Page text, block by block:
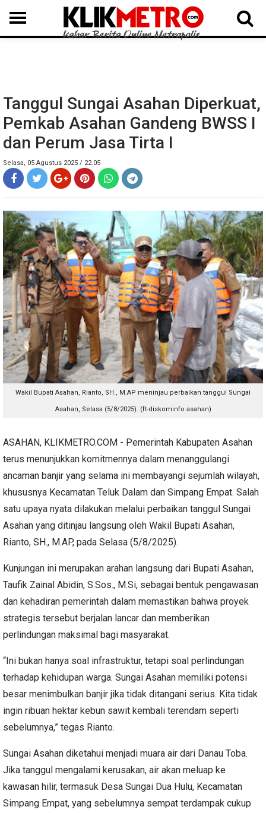
MEDAN LANGKAT DAIRI SAMOSIR TAPUT BATUBARA DELISERDANG
Tanggul Sungai Asahan Diperkuat,
Pemkab Asahan Gandeng BWSS I
dan Perum Jasa Tirta I
Selasa, 05 Agustus 2025 / 22.05
Wakil Bupati Asahan, Rianto, SH., M.AP meninjau perbaikan tanggul Sungai
Asahan, Selasa (5/8/2025). (ft-diskominfo asahan)
ASAHAN, KLIKMETRO.COM - Pemerintah Kabupaten Asahan
terus menunjukkan komitmennya dalam menanggulangi
ancaman banjir yang selama ini membayangi sejumlah wilayah,
khususnya Kecamatan Teluk Dalam dan Simpang Empat. Salah
satu upaya nyata dilakukan melalui perbaikan tanggul Sungai
Asahan yang ditinjau langsung oleh Wakil Bupati Asahan,
Rianto, SH., M.AP, pada Selasa (5/8/2025).
Kunjungan ini merupakan arahan langsung dari Bupati Asahan,
Taufik Zainal Abidin, S.Sos., M.Si, sebagai bentuk pengawasan
dan kehadiran pemerintah dalam memastikan bahwa proyek
strategis tersebut berjalan lancar dan memberikan
perlindungan maksimal bagi masyarakat.
“Ini bukan hanya soal infrastruktur, tetapi soal perlindungan
terhadap kehidupan warga. Sungai Asahan memiliki potensi
besar menimbulkan banjir jika tidak ditangani serius. Kita tidak
ingin ribuan hektar kebun sawit kembali terendam seperti
sebelumnya,” tegas Rianto.
Sungai Asahan diketahui menjadi muara air dari Danau Toba.
Jika tanggul mengalami kerusakan, air akan meluap ke
kawasan hilir, termasuk Desa Sungai Dua Hulu, Kecamatan
Simpang Empat, yang sebelumnya sempat terdampak cukup